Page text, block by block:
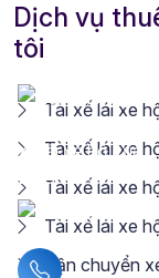
Dịch vụ
tôi
Tài xế lái xe
Tài xế lái xe
Tài xế lái xe
Tài xế lái xe
Vận chuyển
Liên hệ